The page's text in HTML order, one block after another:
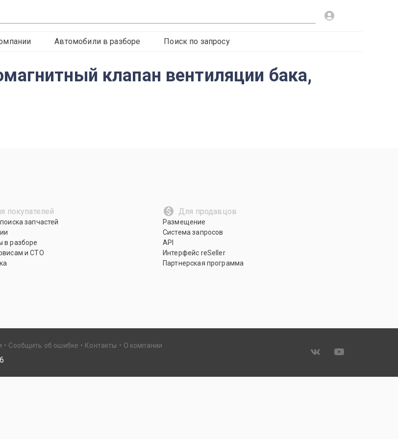
Автомобили в разборе Поиск по запросу
клапан вентиляции бака,
покупателей
запчастей
в разборе
и СТО
Для продавцов
Размещение
Система запросов
API
Интерфейс reSeller
Партнерская программа
Сообщить об ошибке Контакты О компании